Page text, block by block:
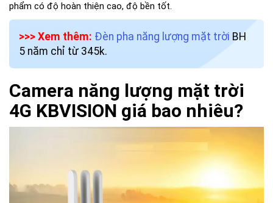
phẩm có độ hoàn thiện cao, độ bền tốt.
>>> Xem thêm: Đèn pha năng lượng mặt trời BH
5 năm chỉ từ 345k.
Camera năng lượng mặt trời
4G KBVISION giá bao nhiêu?